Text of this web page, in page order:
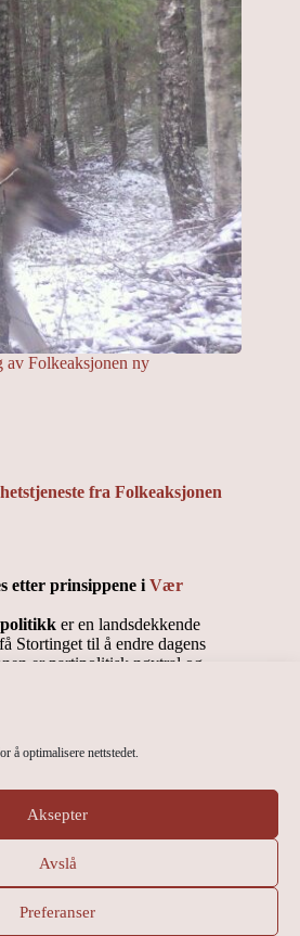
å optimalisere nettstedet.
Aksepter
Avslå
Preferanser
av Folkeaksjonen ny
fra Folkeaksjonen
etter prinsippene i Vær
er en landsdekkende
Stortinget til å endre dagens
er partipolitisk nøytral og
rovdyrpolitikk sentralt